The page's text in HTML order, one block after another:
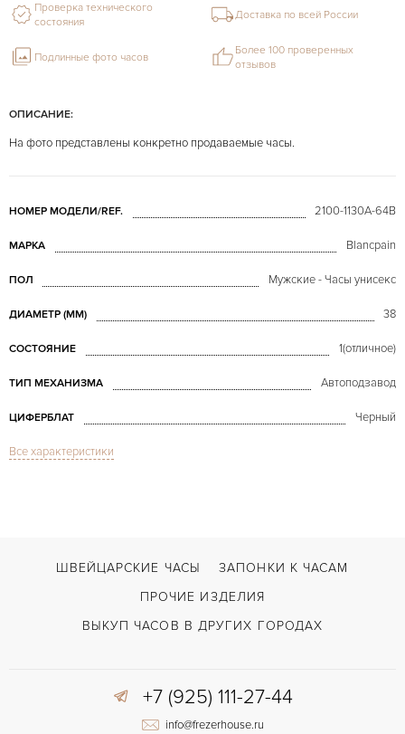
ОПИСАНИЕ:
На фото представлены конкретно продаваемые часы.
НОМЕР МОДЕЛИ/REF. 2100-1130A-64B
МАРКА Blancpain
ПОЛ Мужские - Часы унисекс
ДИАМЕТР (MM) 38
СОСТОЯНИЕ 1(отличное)
ТИП МЕХАНИЗМА Автоподзавод
ЦИФЕРБЛАТ Черный
СТЕКЛО
ВОЗМОЖНОСТИ ДОСТАВКИ С документами, С футляром
ЦВЕТ БРАСЛЕТА
Все характеристики
Проверка технического
состояния
Доставка по всей России
Подлинные фото часов
Более 100 проверенных
отзывов
ШВЕЙЦАРСКИЕ ЧАСЫ
ЗАПОНКИ К ЧАСАМ
ПРОЧИЕ ИЗДЕЛИЯ
ВЫКУП ЧАСОВ В ДРУГИХ ГОРОДАХ
+7 (925) 111-27-44
info@frezerhouse.ru